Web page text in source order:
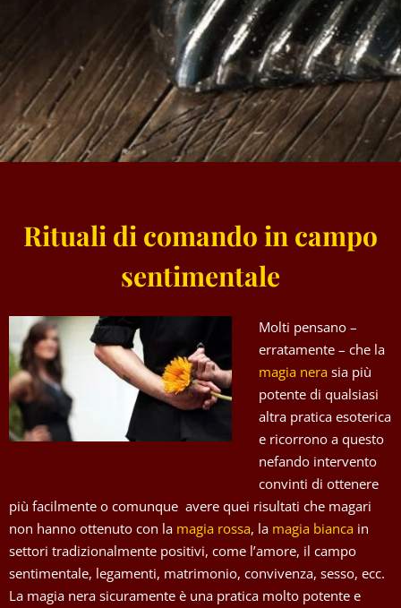
Rituali di comando in campo
sentimentale
Molti pensano –
erratamente – che la
magia nera sia più
potente di qualsiasi
altra pratica esoterica
e ricorrono a questo
nefando intervento
convinti di ottenere
più facilmente o comunque avere quei risultati che magari
non hanno ottenuto con la magia rossa, la magia bianca in
settori tradizionalmente positivi, come l’amore, il campo
sentimentale, legamenti, matrimonio, convivenza, sesso, ecc.
La magia nera sicuramente è una pratica molto potente e